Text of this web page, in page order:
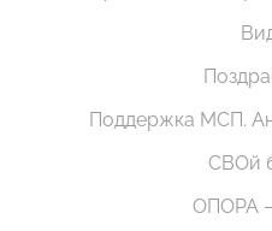
Поддержка МСП.
СВОй
ОПОРА